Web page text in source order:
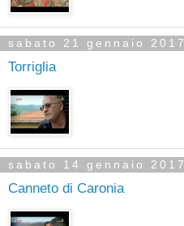
sabato 21 gennaio 2017
Torriglia
sabato 14 gennaio 2017
Canneto di Caronia